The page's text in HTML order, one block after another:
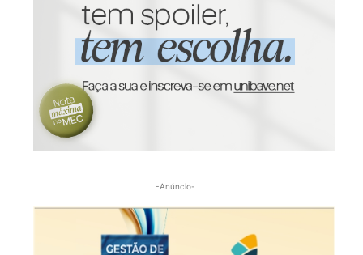
-Anúncio-